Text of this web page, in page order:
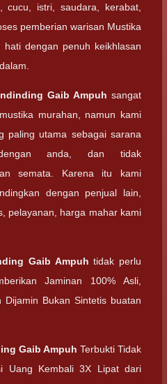
istri, saudara, kerabat,
pemberian warisan Mustika
dengan penuh keikhlasan
Gaib Ampuh sangat
murahan, namun kami
paling utama sebagai sarana
anda, dan tidak
semata. Karena itu kami
dengan penjual lain,
pelayanan, harga mahar kami
Gaib Ampuh tidak perlu
Jaminan 100% Asli,
Dijamin Bukan Sintetis buatan
Gaib Ampuh Terbukti Tidak
Uang Kembali 3X Lipat dari